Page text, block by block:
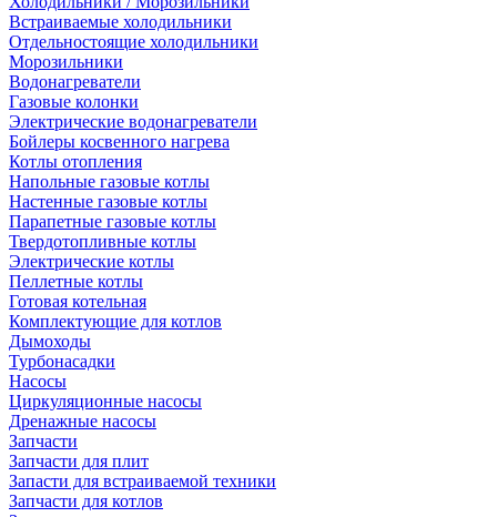
Встраиваемые холодильники
Отдельностоящие холодильники
Морозильники
Водонагреватели
Газовые колонки
Электрические водонагреватели
Бойлеры косвенного нагрева
Котлы отопления
Напольные газовые котлы
Настенные газовые котлы
Парапетные газовые котлы
Твердотопливные котлы
Электрические котлы
Пеллетные котлы
Готовая котельная
Комплектующие для котлов
Дымоходы
Турбонасадки
Насосы
Циркуляционные насосы
Дренажные насосы
Запчасти
Запчасти для плит
Запасти для встраиваемой техники
Запчасти для котлов